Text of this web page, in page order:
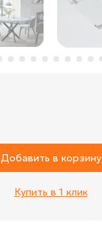
Добавить в корзину
Купить в 1 клик